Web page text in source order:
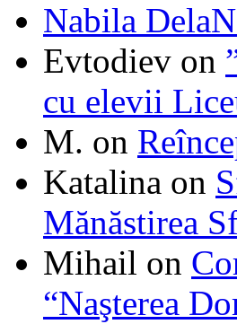
Nabila
Evtodiev on
cu elevii
M. on
Katalina on
Mănăstirea
Mihail on
“Naşterea